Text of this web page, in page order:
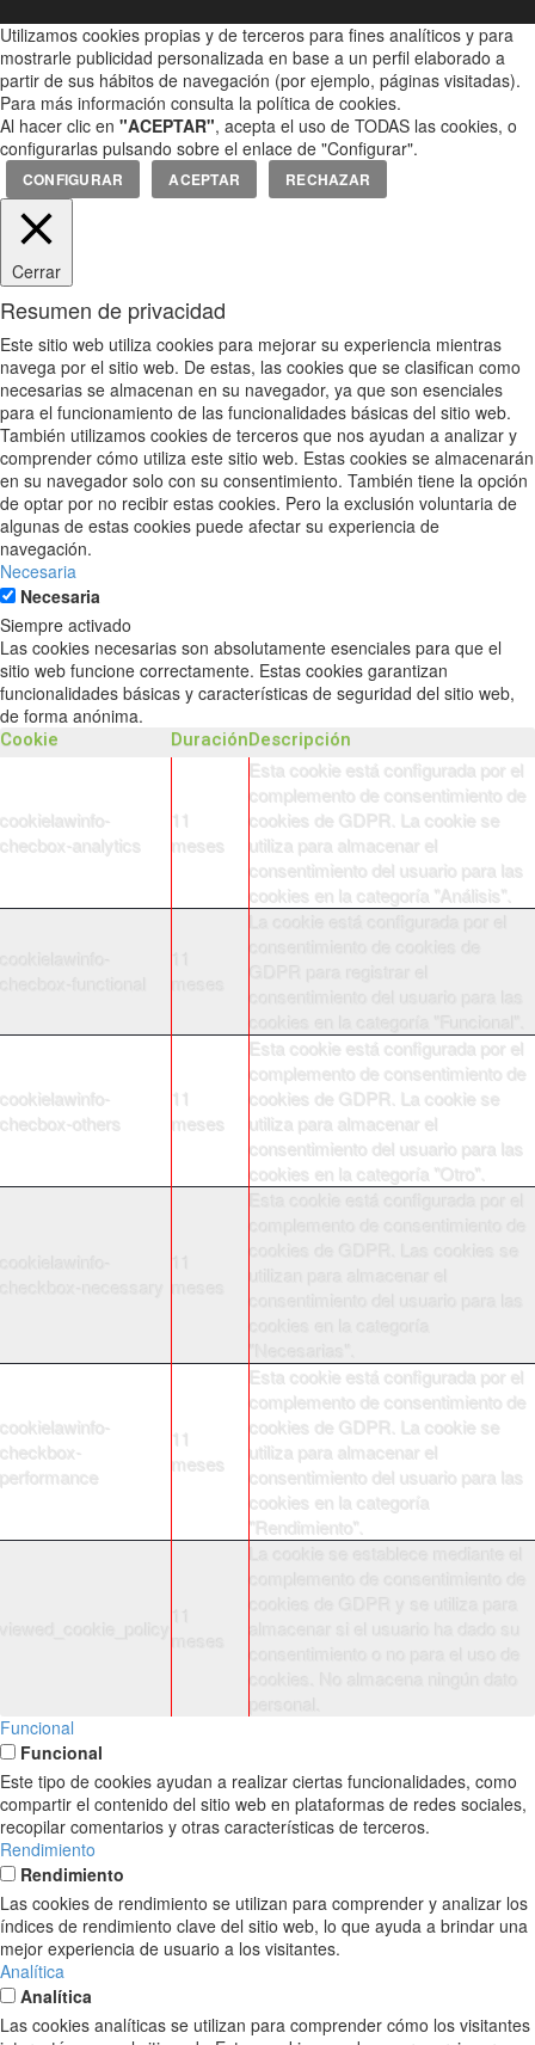
Utilizamos cookies propias y de terceros para fines analíticos y para
mostrarle publicidad personalizada en base a un perfil elaborado a
partir de sus hábitos de navegación (por ejemplo, páginas visitadas).
Para más información consulta la política de cookies.
Al hacer clic en "ACEPTAR", acepta el uso de TODAS las cookies, o
configurarlas pulsando sobre el enlace de "Configurar".
CONFIGURAR ACEPTAR RECHAZAR
Cerrar
Resumen de privacidad
Este sitio web utiliza cookies para mejorar su experiencia mientras
navega por el sitio web. De estas, las cookies que se clasifican como
necesarias se almacenan en su navegador, ya que son esenciales
para el funcionamiento de las funcionalidades básicas del sitio web.
También utilizamos cookies de terceros que nos ayudan a analizar y
comprender cómo utiliza este sitio web. Estas cookies se almacenarán
en su navegador solo con su consentimiento. También tiene la opción
de optar por no recibir estas cookies. Pero la exclusión voluntaria de
algunas de estas cookies puede afectar su experiencia de
navegación.
Necesaria
Necesaria
Siempre activado
Las cookies necesarias son absolutamente esenciales para que el
sitio web funcione correctamente. Estas cookies garantizan
funcionalidades básicas y características de seguridad del sitio web,
de forma anónima.
Cookie DuraciónDescripción
cookielawinfo-
checbox-analytics
11
meses
Esta cookie está configurada por el
complemento de consentimiento de
cookies de GDPR. La cookie se
utiliza para almacenar el
consentimiento del usuario para las
cookies en la categoría "Análisis".
cookielawinfo-
checbox-others
11
meses
Esta cookie está configurada por el
complemento de consentimiento de
cookies de GDPR. La cookie se
utiliza para almacenar el
consentimiento del usuario para las
cookies en la categoría "Otro".
cookielawinfo-
checkbox-
performance
11
meses
Esta cookie está configurada por el
complemento de consentimiento de
cookies de GDPR. La cookie se
utiliza para almacenar el
consentimiento del usuario para las
cookies en la categoría
"Rendimiento".
Funcional
Funcional
Este tipo de cookies ayudan a realizar ciertas funcionalidades, como
compartir el contenido del sitio web en plataformas de redes sociales,
recopilar comentarios y otras características de terceros.
Rendimiento
Rendimiento
Las cookies de rendimiento se utilizan para comprender y analizar los
índices de rendimiento clave del sitio web, lo que ayuda a brindar una
mejor experiencia de usuario a los visitantes.
Analítica
Analítica
Las cookies analíticas se utilizan para comprender cómo los visitantes